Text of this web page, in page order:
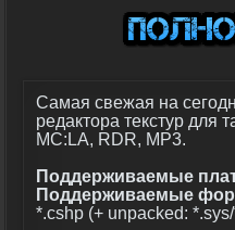
Самая свежая на
редактора текстур для
MC:LA, RDR, MP3.
Поддерживаемые
Поддерживаемые
*.cshp (+ unpacked: